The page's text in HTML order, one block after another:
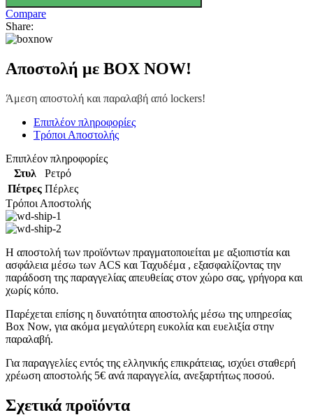
Compare
Share:
Αποστολή με BOX NOW!
Άμεση αποστολή και παραλαβή από lockers!
Επιπλέον πληροφορίες
Τρόποι Αποστολής
Επιπλέον πληροφορίες
Στυλ
Ρετρό
Πέτρες Πέρλες
Τρόποι Αποστολής
Η αποστολή των προϊόντων πραγματοποιείται με αξιοπιστία και
ασφάλεια μέσω των ACS και Ταχυδέμα , εξασφαλίζοντας την
παράδοση της παραγγελίας απευθείας στον χώρο σας, γρήγορα και
χωρίς κόπο.
Παρέχεται επίσης η δυνατότητα αποστολής μέσω της υπηρεσίας
Box Now, για ακόμα μεγαλύτερη ευκολία και ευελιξία στην
παραλαβή.
Για παραγγελίες εντός της ελληνικής επικράτειας, ισχύει σταθερή
χρέωση αποστολής 5€ ανά παραγγελία, ανεξαρτήτως ποσού.
Σχετικά προϊόντα